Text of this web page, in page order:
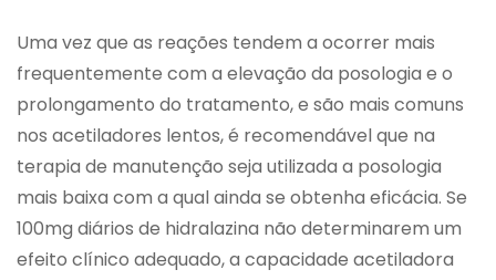
Uma vez que as reações tendem a ocorrer mais
frequentemente com a elevação da posologia e o
prolongamento do tratamento, e são mais comuns
nos acetiladores lentos, é recomendável que na
terapia de manutenção seja utilizada a posologia
mais baixa com a qual ainda se obtenha eficácia. Se
100mg diários de hidralazina não determinarem um
efeito clínico adequado, a capacidade acetiladora